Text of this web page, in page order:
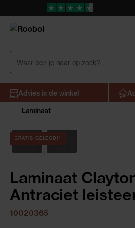
Advies in de winkel
Laminaat
GRATIS GELEGD!*
Laminaat
Antraciet
10020365